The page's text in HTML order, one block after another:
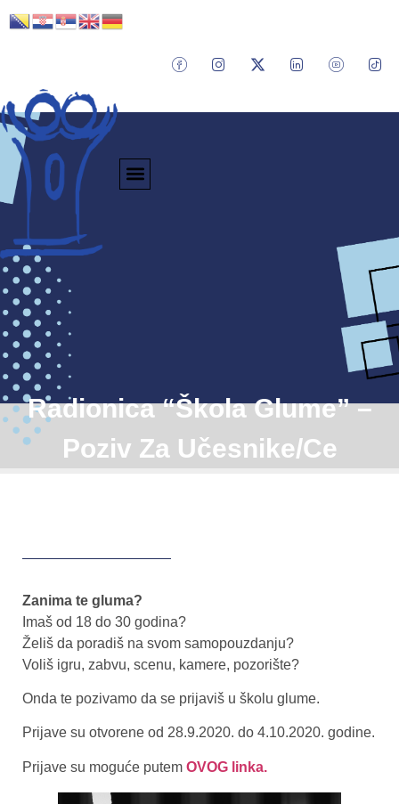
Radionica “Škola Glume” –
Poziv Za Učesnike/ce
Zanima te gluma?
Imaš od 18 do 30 godina?
Želiš da poradiš na svom samopouzdanju?
Voliš igru, zabvu, scenu, kamere, pozorište?
Onda te pozivamo da se prijaviš u školu glume.
Prijave su otvorene od 28.9.2020. do 4.10.2020. godine.
Prijave su moguće putem OVOG linka.